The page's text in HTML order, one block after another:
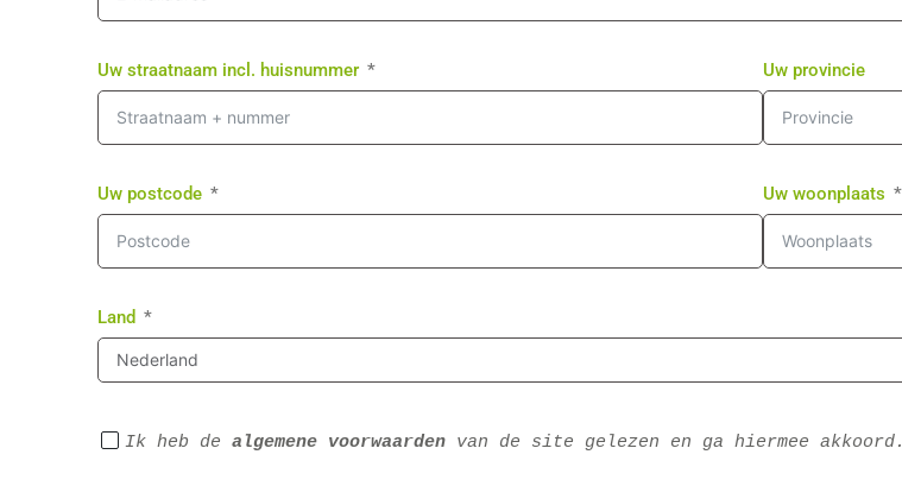
Uw straatnaam incl. huisnummer Uw provincie
Uw postcode Uw woonplaats
Land
Ik heb de algemene voorwaarden van de site gelezen en ga hiermee akkoord.